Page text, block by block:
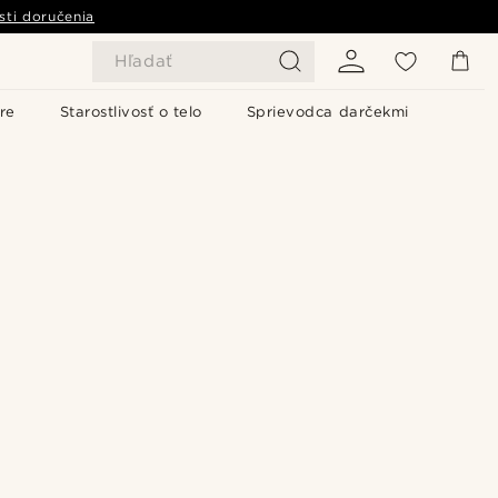
Hľadať
Starostlivosť o telo Sprievodca darčekmi
doručenia